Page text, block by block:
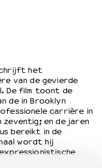
het
van de gevierde
De film toont de
de in Brooklyn
carrière in
zeventig; en de jaren
bereikt in de
wordt hij